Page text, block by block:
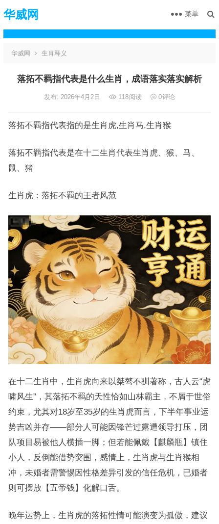
华威网 菜单
华威网 生肖释义
落拓不羁指代表是什么生肖，成语落实落实解析
发布: 2026年4月2日 118阅读 0评论
落拓不羁指代表指的是生肖虎,生肖马,生肖猴
落拓不羁指代表是在十二生肖代表生肖虎、猴、马、
鼠、猪
生肖虎：落拓不羁的王者风范
在十二生肖中，生肖虎向来以桀骜不驯著称，古人云“虎
啸风生”，其落拓不羁的天性恰如山林霸主，不屑于世俗
约束，尤其对18岁至35岁的生肖虎而言，下半年事业运
势吉凶并存——部分人可能因锋芒过露遭领导打压，团
队项目易被他人横插一脚；但若能佩戴【麒麟瓶】镇住
小人，反倒能借势突围，感情上，生肖虎与生肖猴相
冲，未婚者需警惕因性格差异引发的信任危机，已婚者
则可摆放【五帝钱】化解口舌。
晚年运势上，生肖虎的落拓性情可能演变为孤傲，建议